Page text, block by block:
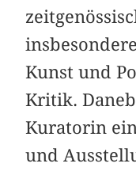
Kunst und
Kritik.
Kuratorin
und